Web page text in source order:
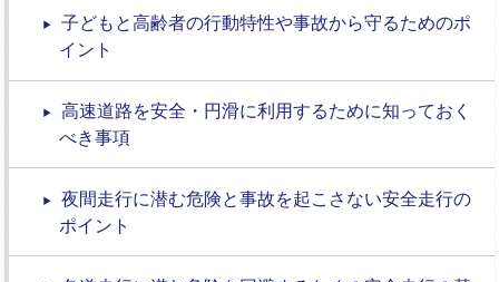
子どもと高齢者の行動特性や事故から守るためのポ
イント
高速道路を安全・円滑に利用するために知っておく
べき事項
夜間走行に潜む危険と事故を起こさない安全走行の
ポイント